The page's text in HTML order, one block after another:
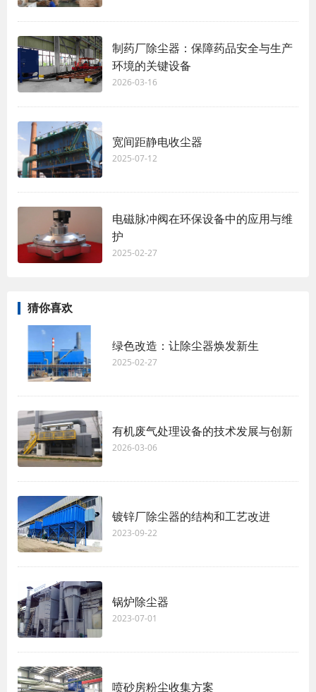
制药厂除尘器：保障药品安全与生产
环境的关键设备
2026-03-16
宽间距静电收尘器
2025-07-12
电磁脉冲阀在环保设备中的应用与维
护
2025-02-27
猜你喜欢
绿色改造：让除尘器焕发新生
2025-02-27
有机废气处理设备的技术发展与创新
2026-03-06
镀锌厂除尘器的结构和工艺改进
2023-09-22
锅炉除尘器
2023-07-01
喷砂房粉尘收集方案